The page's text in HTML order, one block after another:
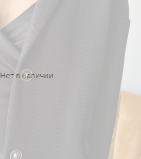
Нет в наличии